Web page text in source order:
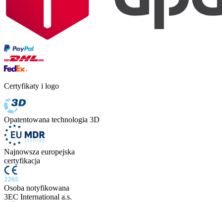
Certyfikaty i logo
Opatentowana technologia 3D
Najnowsza europejska
certyfikacja
Osoba notyfikowana
3EC International a.s.